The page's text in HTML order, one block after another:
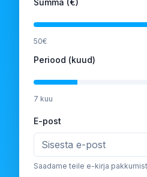
Summa (€)
50€
Periood (kuud)
7 kuu
E-post
Saadame teile e-kirja